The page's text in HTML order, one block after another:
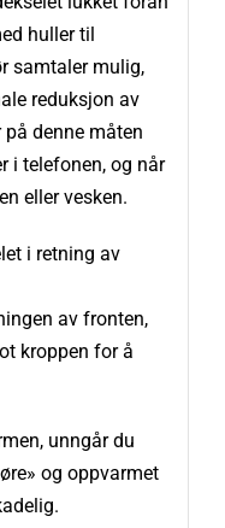
huller til
samtaler mulig,
reduksjon av
denne måten
i telefonen, og når
eller vesken.
i retning av
av fronten,
kroppen for å
unngår du
og oppvarmet